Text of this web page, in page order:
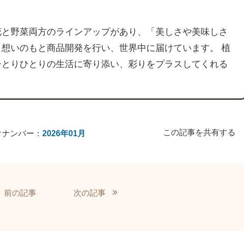
野菜両方のラインアップがあり、「美しさや美味しさ
いのもと商品開発を行い、世界中に届けています。 植
りひとりの生活に寄り添い、彩りをプラスしてくれる
ンバー： 2026年01月 この記事を共有する
前の記事 次の記事